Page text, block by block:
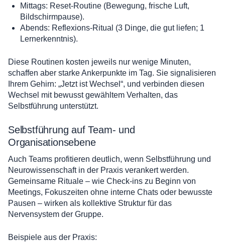
Mittags: Reset-Routine (Bewegung, frische Luft,
Bildschirmpause).
Abends: Reflexions-Ritual (3 Dinge, die gut liefen; 1
Lernerkenntnis).
Diese Routinen kosten jeweils nur wenige Minuten,
schaffen aber starke Ankerpunkte im Tag. Sie signalisieren
Ihrem Gehirn: „Jetzt ist Wechsel“, und verbinden diesen
Wechsel mit bewusst gewähltem Verhalten, das
Selbstführung unterstützt.
Selbstführung auf Team- und
Organisationsebene
Auch Teams profitieren deutlich, wenn Selbstführung und
Neurowissenschaft in der Praxis verankert werden.
Gemeinsame Rituale – wie Check-ins zu Beginn von
Meetings, Fokuszeiten ohne interne Chats oder bewusste
Pausen – wirken als kollektive Struktur für das
Nervensystem der Gruppe.
Beispiele aus der Praxis: